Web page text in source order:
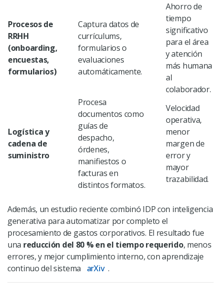
Procesos de
RRHH
(onboarding,
encuestas,
formularios)
Captura datos de
currículums,
formularios o
evaluaciones
automáticamente.
Ahorro de
tiempo
significativo
para el área
y atención
más humana
al
colaborador.
Logística y
cadena de
suministro
Procesa
documentos como
guías de
despacho,
órdenes,
manifiestos o
facturas en
distintos formatos.
Velocidad
operativa,
menor
margen de
error y
mayor
trazabilidad.
Además, un estudio reciente combinó IDP con inteligencia
generativa para automatizar por completo el
procesamiento de gastos corporativos. El resultado fue
una reducción del 80 % en el tiempo requerido, menos
errores, y mejor cumplimiento interno, con aprendizaje
continuo del sistema
arXiv .